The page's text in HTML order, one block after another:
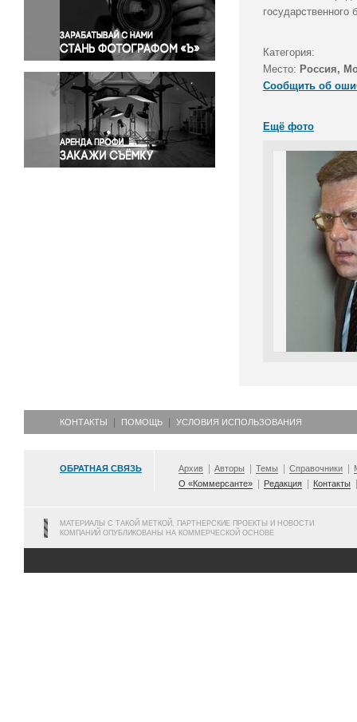
Правосудие
Происшествия и конфликты
Религия
Светская жизнь
Спорт
Экология
Экономика и бизнес
Категория:
Место: Россия,
Сообщить об
Ещё фото
КОНТАКТЫ ПОМОЩЬ УСЛОВИЯ ИСПОЛЬЗОВАНИЯ
ОБРАТНАЯ СВЯЗЬ Архив Авторы Темы Справочники
О «Коммерсанте»
Редакция Контакты
МАТЕРИАЛЫ С ТАКОЙ МЕТКОЙ, ПАРТНЕРСКИЕ ПРОЕКТЫ И НОВОСТИ
КОМПАНИЙ ОПУБЛИКОВАНЫ НА КОММЕРЧЕСКОЙ ОСНОВЕ